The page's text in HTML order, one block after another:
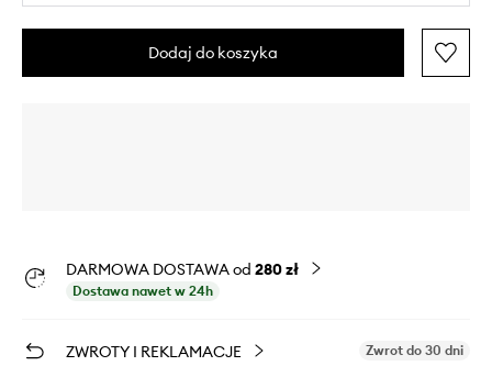
Dodaj do koszyka
DARMOWA DOSTAWA od 280 zł
Dostawa nawet w 24h
ZWROTY I REKLAMACJE Zwrot do 30 dni